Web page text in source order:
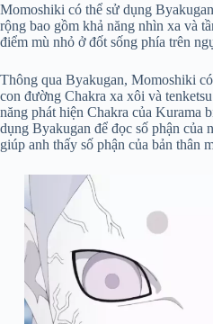
Momoshiki có thể sử dụng
rộng bao gồm khả năng nhìn xa và
điểm mù nhỏ ở đốt sống phía trên
Thông qua Byakugan, Momoshiki
con đường Chakra xa xôi và
năng phát hiện Chakra của Kurama
dụng Byakugan để đọc số phận
giúp anh thấy số phận của bản thân